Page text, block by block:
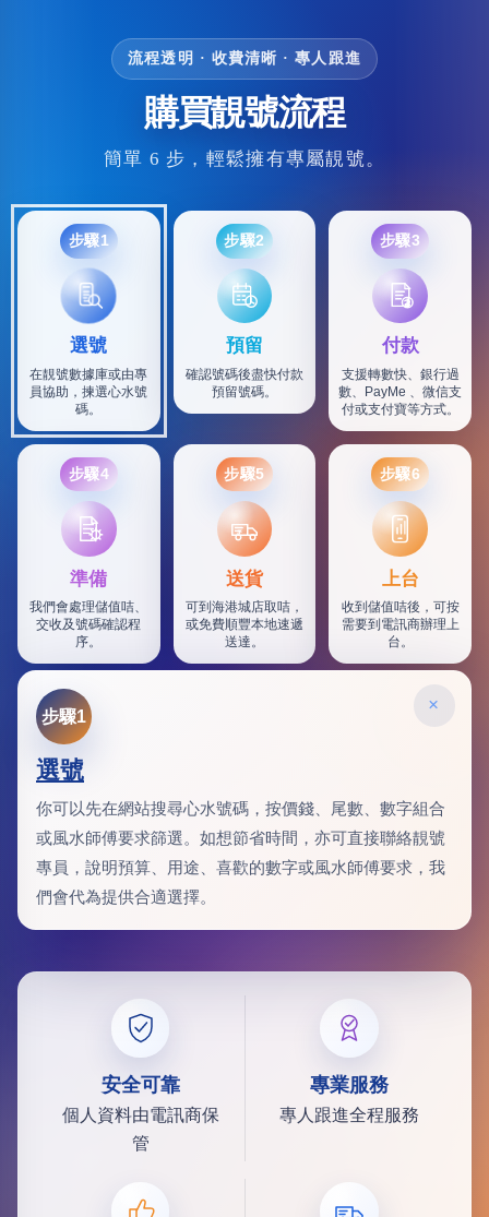
流程透明 · 收費清晰 · 專人跟進
購買靚號流程
簡單 6 步，輕鬆擁有專屬靚號。
步驟1
選號
在靚號數據庫或由專
員協助，揀選心水號
碼。
步驟2
預留
確認號碼後盡快付款
預留號碼。
步驟3
付款
支援轉數快、銀行過
數、PayMe 、微信支
付或支付寶等方式。
步驟4
準備
我們會處理儲值咭、
交收及號碼確認程
序。
步驟5
SF
送貨
可到海港城店取咭，
或免費順豐本地速遞
送達。
步驟6
上台
收到儲值咭後，可按
需要到電訊商辦理上
台。
×
步驟1
選號
你可以先在網站搜尋心水號碼，按價錢、尾數、數字組合
或風水師傅要求篩選。如想節省時間，亦可直接聯絡靚號
專員，說明預算、用途、喜歡的數字或風水師傅要求，我
們會代為提供合適選擇。
安全可靠
個人資料由電訊商保
管
專業服務
專人跟進全程服務